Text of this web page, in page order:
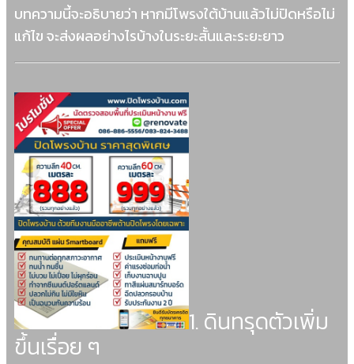
บทความนี้จะอธิบายว่า หากมีโพรงใต้บ้านแล้วไม่ปิดหรือไม่
แก้ไข จะส่งผลอย่างไรบ้างในระยะสั้นและระยะยาว
1. ดินทรุดตัวเพิ่ม
ขึ้นเรื่อย ๆ